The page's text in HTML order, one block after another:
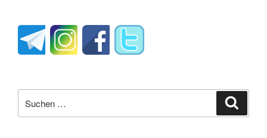
nach: